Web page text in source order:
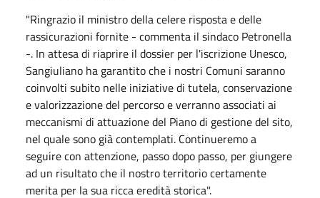
"Ringrazio il ministro della celere risposta e delle
rassicurazioni fornite - commenta il sindaco Petronella
-. In attesa di riaprire il dossier per l'iscrizione Unesco,
Sangiuliano ha garantito che i nostri Comuni saranno
coinvolti subito nelle iniziative di tutela, conservazione
e valorizzazione del percorso e verranno associati ai
meccanismi di attuazione del Piano di gestione del sito,
nel quale sono già contemplati. Continueremo a
seguire con attenzione, passo dopo passo, per giungere
ad un risultato che il nostro territorio certamente
merita per la sua ricca eredità storica".